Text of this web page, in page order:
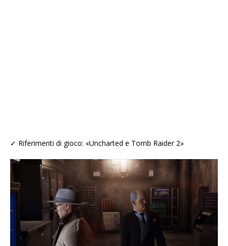
✓ Riferimenti di gioco: «Uncharted e Tomb Raider 2»